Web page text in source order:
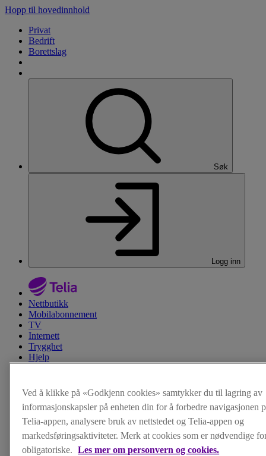
Hopp til hovedinnhold
Privat
Bedrift
Borettslag
Søk
Logg inn
Nettbutikk
Mobilabonnement
TV
Internett
Trygghet
Hjelp
Ved å klikke på «Godkjenn cookies» samtykker du til lagring av
informasjonskapsler på enheten din for å forbedre navigasjonen
Telia-appen, analysere bruk av nettstedet og Telia-appen og
markedsføringsaktiviteter. Merk at cookies som er nødvendige
obligatoriske. Les mer om personvern og cookies.